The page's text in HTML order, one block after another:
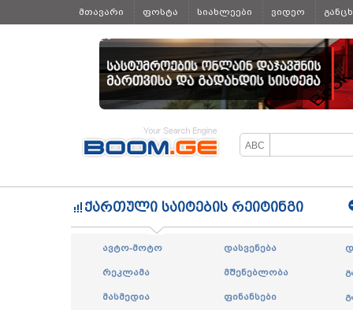
მთავარი ფოსტა სიახლეები ვიდეო
ყველა
ქართული საიტების რეიტინგი
ავტო-მოტო დასვენება
რეკლამა მშენებლობა
მასმედია ფინანსები